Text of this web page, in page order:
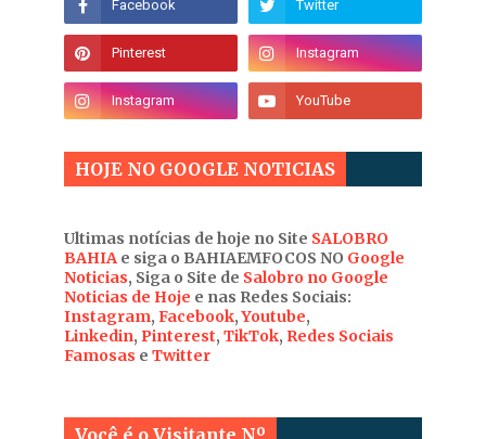
HOJE NO GOOGLE NOTICIAS
Ultimas notícias de hoje no Site SALOBRO
BAHIA e siga o BAHIAEMFOCOS NO Google
Noticias, Siga o Site de Salobro no Google
Noticias de Hoje e nas Redes Sociais:
Instagram, Facebook,Youtube,
Linkedin, Pinterest, TikTok, Redes Sociais
Famosas e Twitter